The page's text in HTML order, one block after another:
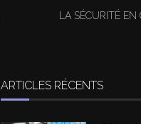
LA SÉCURITÉ EN
ARTICLES RÉCENTS